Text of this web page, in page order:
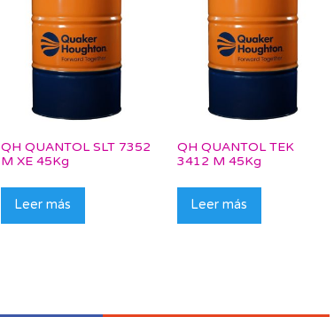
QH QUANTOL SLT 7352
M XE 45Kg
Leer más
QH QUANTOL TEK
3412 M 45Kg
Leer más